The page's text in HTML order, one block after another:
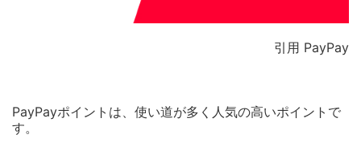
引用 PayPay
PayPayポイントは、使い道が多く人気の高いポイントで
す。